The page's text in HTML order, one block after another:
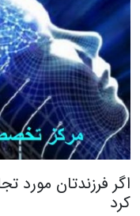
اگر فرزندتان مورد
كرد